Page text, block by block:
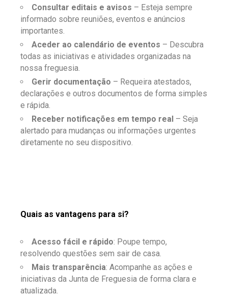
Consultar editais e avisos – Esteja sempre
informado sobre reuniões, eventos e anúncios
importantes.
Aceder ao calendário de eventos – Descubra
todas as iniciativas e atividades organizadas na
nossa freguesia.
Gerir documentação – Requeira atestados,
declarações e outros documentos de forma simples
e rápida.
Receber notificações em tempo real – Seja
alertado para mudanças ou informações urgentes
diretamente no seu dispositivo.
Quais as vantagens para si?
Acesso fácil e rápido: Poupe tempo,
resolvendo questões sem sair de casa.
Mais transparência: Acompanhe as ações e
iniciativas da Junta de Freguesia de forma clara e
atualizada.